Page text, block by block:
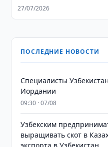
27/07/2026
ПОСЛЕДНИЕ НОВОСТИ
Специалисты
Иордании
09:30 · 07/08
Узбекским
выращивать скот в